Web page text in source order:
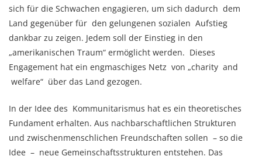
sich für die Schwachen engagieren, um sich dadurch dem
Land gegenüber für den gelungenen sozialen Aufstieg
dankbar zu zeigen. Jedem soll der Einstieg in den
„amerikanischen Traum“ ermöglicht werden. Dieses
Engagement hat ein engmaschiges Netz von „charity and
welfare“ über das Land gezogen.
In der Idee des Kommunitarismus hat es ein theoretisches
Fundament erhalten. Aus nachbarschaftlichen Strukturen
und zwischenmenschlichen Freundschaften sollen – so die
Idee – neue Gemeinschaftsstrukturen entstehen. Das